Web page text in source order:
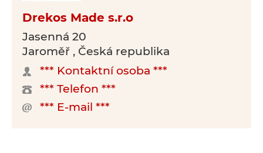
Drekos Made s.r.o
Jasenná 20
Jaroměř , Česká republika
*** Kontaktní osoba ***
*** Telefon ***
*** E-mail ***